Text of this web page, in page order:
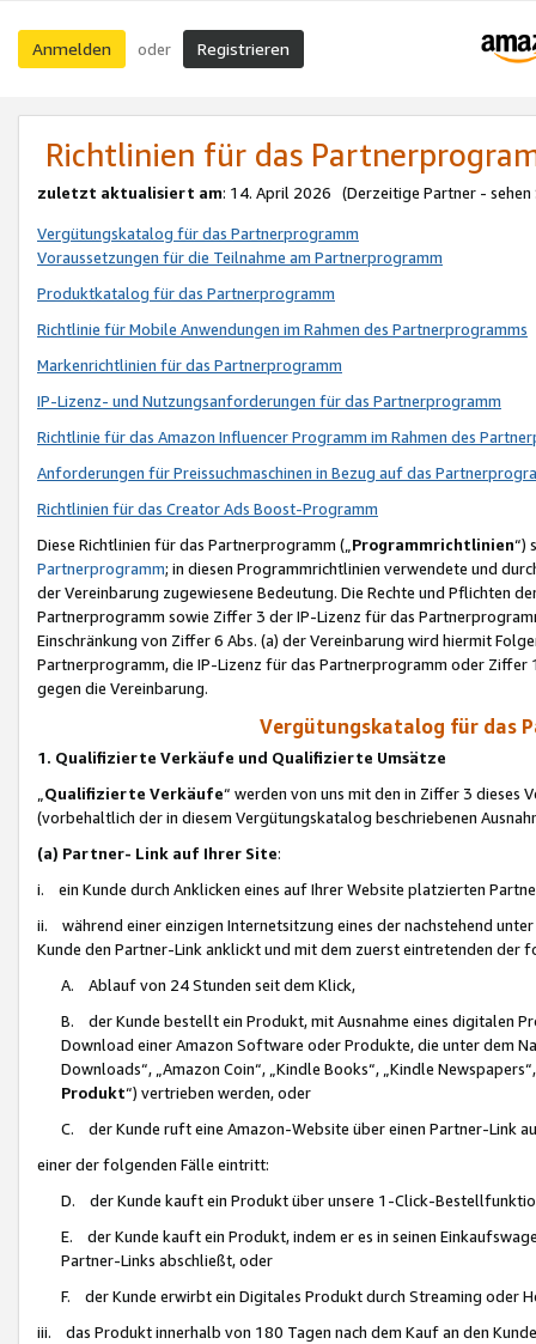
Anmelden oder Registrieren
Richtlinien für das
zuletzt aktualisiert am: 14. April 2026 (Derzeitige Partner - sehen
Vergütungskatalog für das Partnerprogramm
Voraussetzungen für die Teilnahme am Partnerprogramm
Produktkatalog für das Partnerprogramm
Richtlinie für Mobile Anwendungen im Rahmen des Partnerprogramms
Markenrichtlinien für das Partnerprogramm
IP-Lizenz- und Nutzungsanforderungen für das Partnerprogramm
Richtlinie für das Amazon Influencer Programm im Rahmen des
Anforderungen für Preissuchmaschinen in Bezug auf das
Richtlinien für das Creator Ads Boost-Programm
Diese Richtlinien für das Partnerprogramm („Programmrichtlinien“)
Partnerprogramm; in diesen Programmrichtlinien verwendete und
der Vereinbarung zugewiesene Bedeutung. Die Rechte und Pflichten
Partnerprogramm sowie Ziffer 3 der IP-Lizenz für das
Einschränkung von Ziffer 6 Abs. (a) der Vereinbarung wird hiermit
Partnerprogramm, die IP-Lizenz für das Partnerprogramm oder
gegen die Vereinbarung.
Vergütungskatalog für das
1. Qualifizierte Verkäufe und Qualifizierte Umsätze
Qualifizierte Verkäufe“ werden von uns mit den in Ziffer 3
(vorbehaltlich der in diesem Vergütungskatalog beschriebenen
(a) Partner- Link auf Ihrer Site:
i. ein Kunde durch Anklicken eines auf Ihrer Website platzierten
ii. während einer einzigen Internetsitzung eines der nachstehend
Kunde den Partner-Link anklickt und mit dem zuerst eintretenden der
A. Ablauf von 24 Stunden seit dem Klick,
B. der Kunde bestellt ein Produkt, mit Ausnahme eines digitalen
Download einer Amazon Software oder Produkte, die unter dem
Downloads“, „Amazon Coin“, „Kindle Books“, „Kindle
Produkt“) vertrieben werden, oder
C. der Kunde ruft eine Amazon-Website über einen Partner-Link
einer der folgenden Fälle eintritt:
D. der Kunde kauft ein Produkt über unsere 1-Click-
E. der Kunde kauft ein Produkt, indem er es in seinen
Partner-Links abschließt, oder
F. der Kunde erwirbt ein Digitales Produkt durch Streaming oder
iii. das Produkt innerhalb von 180 Tagen nach dem Kauf an den